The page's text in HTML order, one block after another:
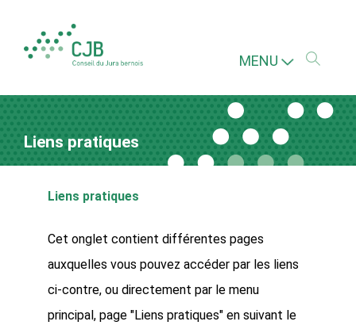
MENU
Liens pratiques
Liens pratiques
Cet onglet contient différentes pages
auxquelles vous pouvez accéder par les liens
ci-contre, ou directement par le menu
principal, page "Liens pratiques" en suivant le